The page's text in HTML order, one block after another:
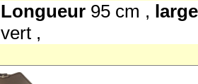
Longueur 95 cm ,
vert ,